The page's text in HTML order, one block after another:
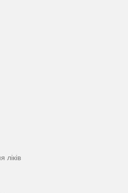
ліків